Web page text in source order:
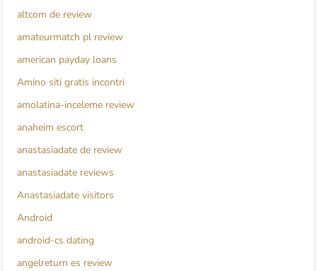
altcom de review
amateurmatch pl review
american payday loans
Amino siti gratis incontri
amolatina-inceleme review
anaheim escort
anastasiadate de review
anastasiadate reviews
Anastasiadate visitors
Android
android-cs dating
angelreturn es review